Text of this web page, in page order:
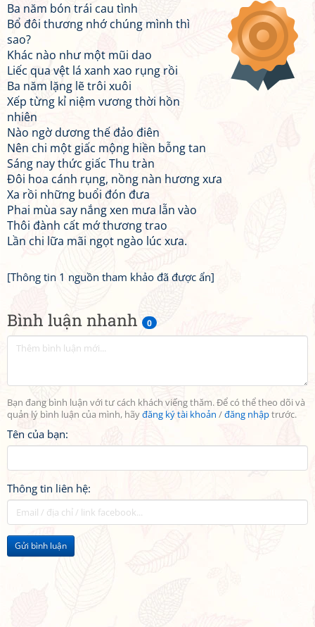
Bình luận nhanh 0
Bạn đang bình luận với tư cách khách viếng thăm. Để có thể theo dõi và
quản lý bình luận của mình, hãyđăng ký tài khoản /đăng nhậptrước.
Tên của bạn:
Thông tin liên hệ:
Gửi bình luận
Ba năm bón trái cau tình
Bổ đôi thương nhớ chúng mình thì
sao?
Khác nào như một mũi dao
Liếc qua vệt lá xanh xao rụng rồi
Ba năm lặng lẽ trôi xuôi
Xếp từng kỉ niệm vương thời hồn
nhiên
Nào ngờ dương thế đảo điên
Nên chi một giấc mộng hiền bỗng tan
Sáng nay thức giấc Thu tràn
Đôi hoa cánh rụng, nồng nàn hương xưa
Xa rồi những buổi đón đưa
Phai mùa say nắng xen mưa lẫn vào
Thôi đành cất mớ thương trao
Lần chi lữa mãi ngọt ngào lúc xưa.
[Thông tin 1 nguồn tham khảo đã được ẩn]